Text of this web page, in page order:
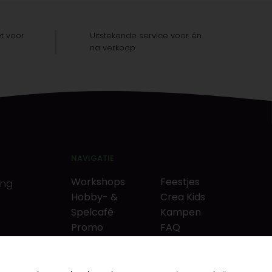
voor
Uitstekende service voor én
na verkoop
NAVIGATIE
Workshops
Hobby- &
Spelcafé
Promo
Feestjes
Crea Kids
Kampen
FAQ